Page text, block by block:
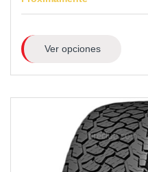
Ver opciones